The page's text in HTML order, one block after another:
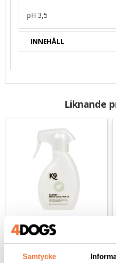
Samtycke
pH 3,5
INNEHÅLL
Liknande
K9 Keratin+ Coat Repair